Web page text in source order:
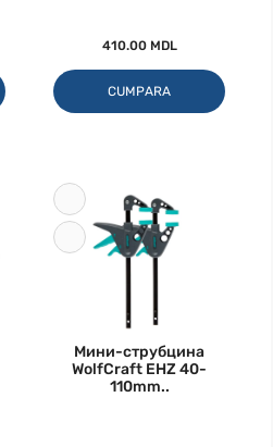
410.00 MDL
CUMPARA
Мини-струбцина
WolfCraft EHZ 40-
110mm..